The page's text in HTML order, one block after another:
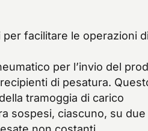
per facilitare le operazioni
per l’invio del
di pesatura.
tramoggia di carico
sospesi, ciascuno, su